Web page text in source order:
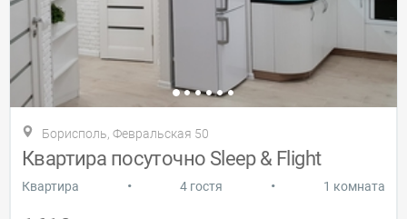
Борисполь, Февральская 50
Квартира посуточно Sleep & Flight
Квартира • 4 гостя • 1 комната